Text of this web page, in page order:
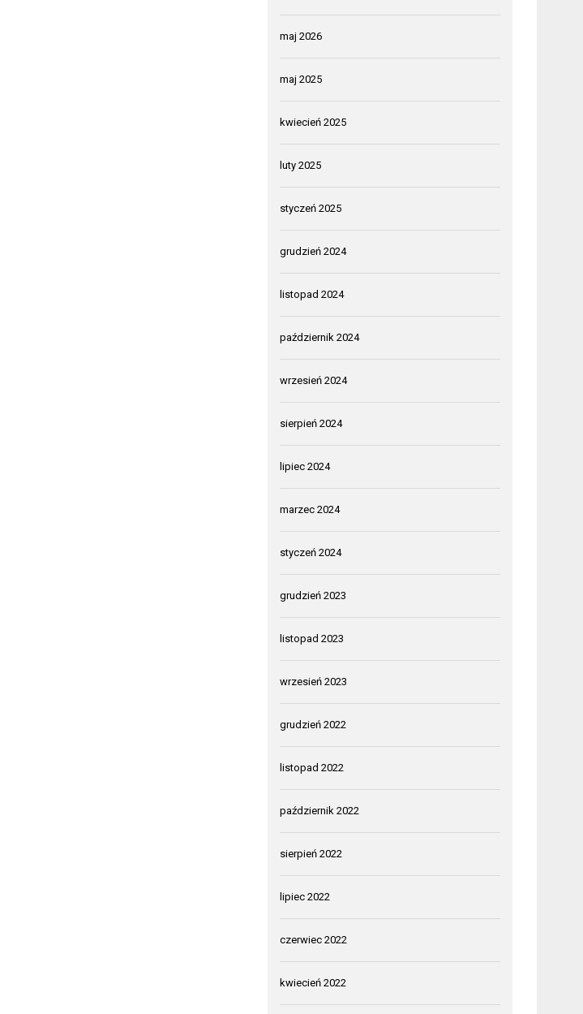
maj 2026
maj 2025
kwiecień 2025
luty 2025
styczeń 2025
grudzień 2024
listopad 2024
październik 2024
wrzesień 2024
sierpień 2024
lipiec 2024
marzec 2024
styczeń 2024
grudzień 2023
listopad 2023
wrzesień 2023
grudzień 2022
listopad 2022
październik 2022
sierpień 2022
lipiec 2022
czerwiec 2022
kwiecień 2022